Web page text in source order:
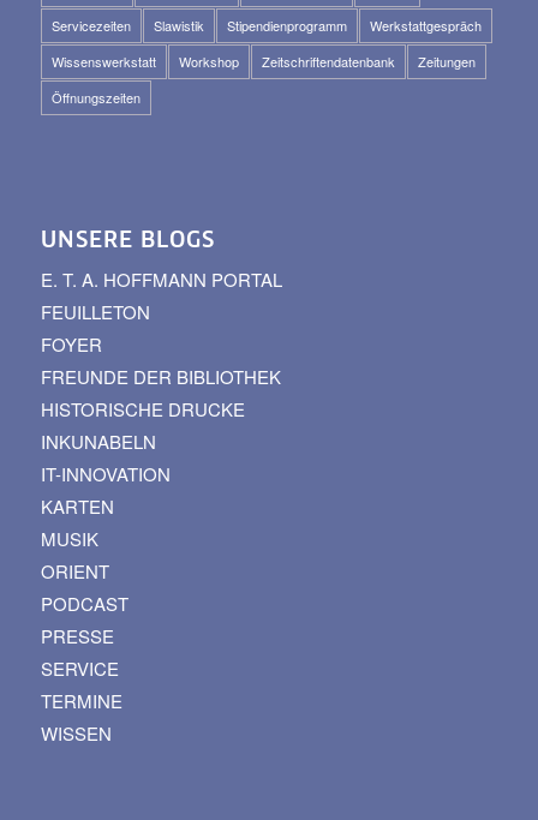
Servicezeiten
Slawistik Stipendienprogramm
Werkstattgespräch
Wissenswerkstatt
Workshop Zeitschriftendatenbank
Zeitungen
Öffnungszeiten
UNSERE BLOGS
E. T. A. HOFFMANN PORTAL
FEUILLETON
FOYER
FREUNDE DER BIBLIOTHEK
HISTORISCHE DRUCKE
INKUNABELN
IT-INNOVATION
KARTEN
MUSIK
ORIENT
PODCAST
PRESSE
SERVICE
TERMINE
WISSEN